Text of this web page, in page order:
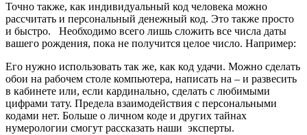
Точно также, как индивидуальный код человека можно
рассчитать и персональный денежный код. Это также просто
и быстро. Необходимо всего лишь сложить все числа даты
вашего рождения, пока не получится целое число. Например:
Его нужно использовать так же, как код удачи. Можно сделать
обои на рабочем столе компьютера, написать на – и развесить
в кабинете или, если кардинально, сделать с любимыми
цифрами тату. Предела взаимодействия с персональными
кодами нет. Больше о личном коде и других тайнах
нумерологии смогут рассказать наши эксперты.